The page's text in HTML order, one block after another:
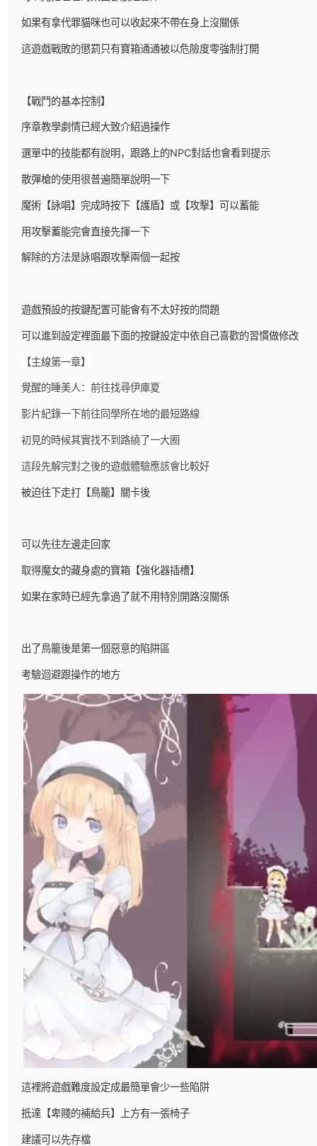
如果有拿代罪貓咪也可以收起來不帶在身上沒關係
這遊戲戰敗的懲罰只有寶箱通通被以危險度零強制打開
【戰鬥的基本控制】
序章教學劇情已經大致介紹過操作
選單中的技能都有說明，跟路上的NPC對話也會看到提示
散彈槍的使用很普遍簡單說明一下
魔術【詠唱】完成時按下【護盾】或【攻擊】可以蓄能
用攻擊蓄能完會直接先揮一下
解除的方法是詠唱跟攻擊兩個一起按
遊戲預設的按鍵配置可能會有不太好按的問題
可以進到設定裡面最下面的按鍵設定中依自己喜歡的習慣做修改
【主線第一章】
覺醒的睡美人：前往找尋伊庫夏
影片紀錄一下前往同學所在地的最短路線
初見的時候其實找不到路繞了一大圈
這段先解完對之後的遊戲體驗應該會比較好
被迫往下走打【鳥籠】關卡後
可以先往左邊走回家
取得魔女的藏身處的寶箱【強化器插槽】
如果在家時已經先拿過了就不用特別開路沒關係
出了鳥籠後是第一個惡意的陷阱區
考驗迴避跟操作的地方
這裡將遊戲難度設定成最簡單會少一些陷阱
抵達【卑賤的補給兵】上方有一張椅子
建議可以先存檔